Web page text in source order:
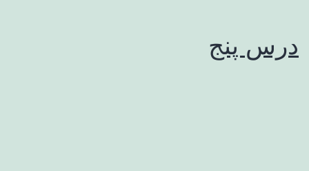
درس پنج